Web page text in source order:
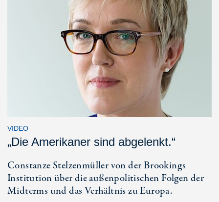
VIDEO
„Die Amerikaner sind abgelenkt.“
Constanze Stelzenmüller von der Brookings
Institution über die außenpolitischen Folgen der
Midterms und das Verhältnis zu Europa.